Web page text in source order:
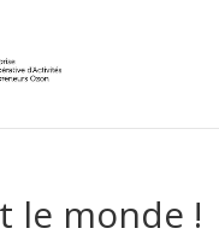
le monde !